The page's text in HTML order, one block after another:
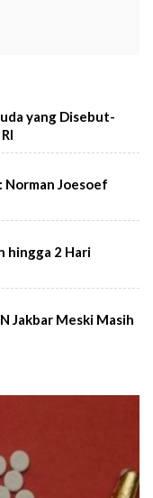
yang Disebut-
Joesoef
hingga 2 Hari
Jakbar Meski Masih